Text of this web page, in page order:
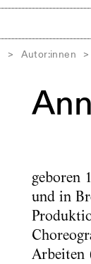
> Autor:innen >
geboren
und in
Arbeiten